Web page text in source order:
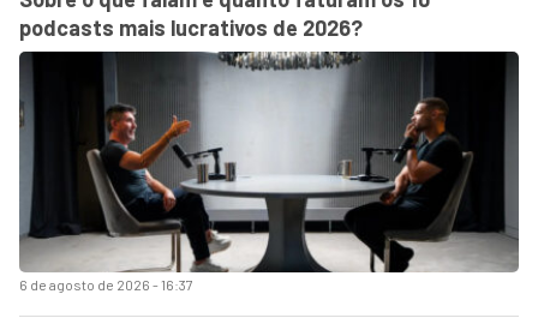
6 de agosto de 2026 - 16:37
podcasts mais lucrativos de 2026?